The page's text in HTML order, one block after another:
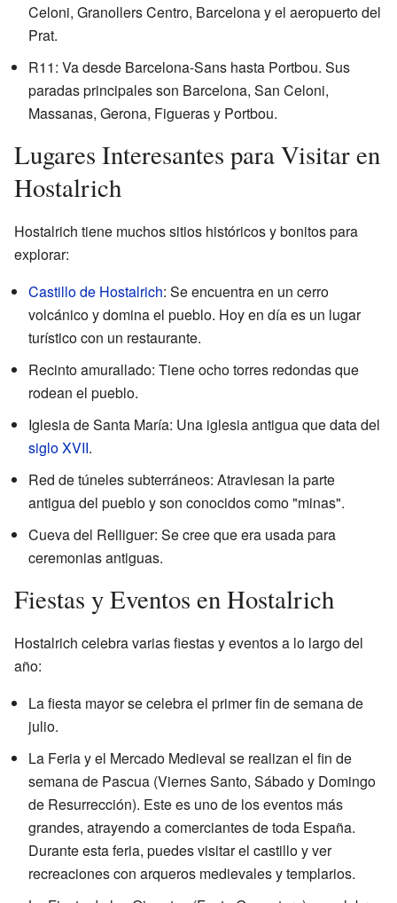
Celoni, Granollers Centro, Barcelona y el aeropuerto del
Prat.
R11: Va desde Barcelona-Sans hasta Portbou. Sus
paradas principales son Barcelona, San Celoni,
Massanas, Gerona, Figueras y Portbou.
Lugares Interesantes para Visitar en
Hostalrich
Hostalrich tiene muchos sitios históricos y bonitos para
explorar:
Castillo de Hostalrich: Se encuentra en un cerro
volcánico y domina el pueblo. Hoy en día es un lugar
turístico con un restaurante.
Recinto amurallado: Tiene ocho torres redondas que
rodean el pueblo.
Iglesia de Santa María: Una iglesia antigua que data del
siglo XVII.
Red de túneles subterráneos: Atraviesan la parte
antigua del pueblo y son conocidos como "minas".
Cueva del Relliguer: Se cree que era usada para
ceremonias antiguas.
Fiestas y Eventos en Hostalrich
Hostalrich celebra varias fiestas y eventos a lo largo del
año:
La fiesta mayor se celebra el primer fin de semana de
julio.
La Feria y el Mercado Medieval se realizan el fin de
semana de Pascua (Viernes Santo, Sábado y Domingo
de Resurrección). Este es uno de los eventos más
grandes, atrayendo a comerciantes de toda España.
Durante esta feria, puedes visitar el castillo y ver
recreaciones con arqueros medievales y templarios.